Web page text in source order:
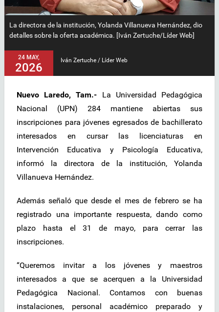
La directora de la institución, Yolanda Villanueva Hernández, dio
detalles sobre la oferta académica. [Iván Zertuche/Líder Web]
24 MAY,
2026
Iván Zertuche / Líder Web
Nuevo Laredo, Tam.- La Universidad Pedagógica
Nacional (UPN) 284 mantiene abiertas sus
inscripciones para jóvenes egresados de bachillerato
interesados en cursar las licenciaturas en
Intervención Educativa y Psicología Educativa,
informó la directora de la institución, Yolanda
Villanueva Hernández.
Además señaló que desde el mes de febrero se ha
registrado una importante respuesta, dando como
plazo hasta el 31 de mayo, para cerrar las
inscripciones.
“Queremos invitar a los jóvenes y maestros
interesados a que se acerquen a la Universidad
Pedagógica Nacional. Contamos con buenas
instalaciones, personal académico preparado y